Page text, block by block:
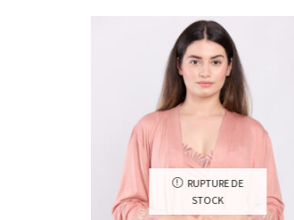
RUPTURE DE
STOCK